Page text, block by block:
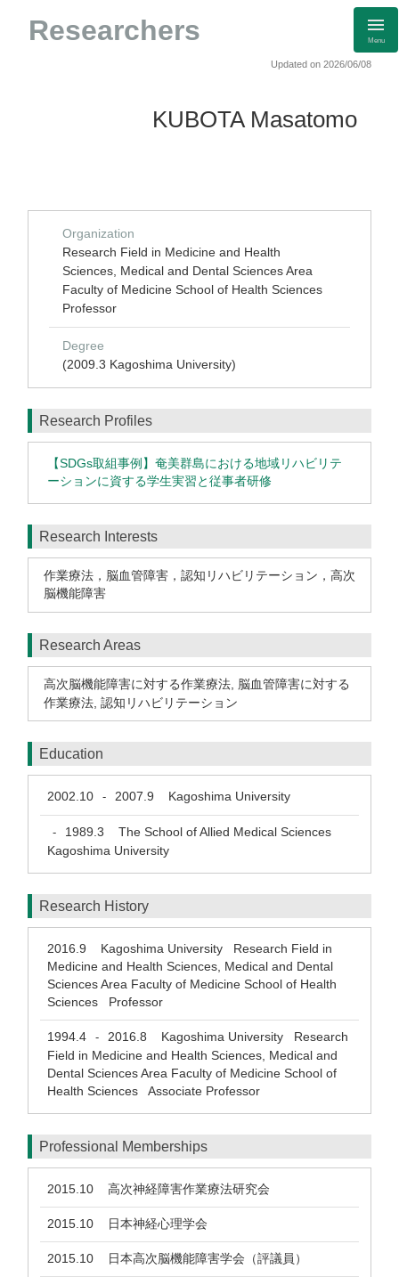
Researchers Menu
Updated on 2026/06/08
KUBOTA Masatomo
Organization
Research Field in Medicine and Health
Sciences, Medical and Dental Sciences Area
Faculty of Medicine School of Health Sciences
Professor
Degree
(2009.3 Kagoshima University)
Research Profiles
【SDGs取組事例】奄美群島における地域リハビリテ
ーションに資する学生実習と従事者研修
Research Interests
作業療法，脳血管障害，認知リハビリテーション，高次
脳機能障害
Research Areas
高次脳機能障害に対する作業療法
脳血管障害に対する
作業療法 認知リハビリテーション
Education
2002.10 - 2007.9 Kagoshima University
- 1989.3 The School of Allied Medical Sciences
Kagoshima University
Research History
2016.9 Kagoshima University Research Field in
Medicine and Health Sciences, Medical and Dental
Sciences Area Faculty of Medicine School of Health
Sciences Professor
1994.4 - 2016.8 Kagoshima University Research
Field in Medicine and Health Sciences, Medical and
Dental Sciences Area Faculty of Medicine School of
Health Sciences Associate Professor
Professional Memberships
2015.10 高次神経障害作業療法研究会
2015.10 日本神経心理学会
2015.10 日本高次脳機能障害学会（評議員）